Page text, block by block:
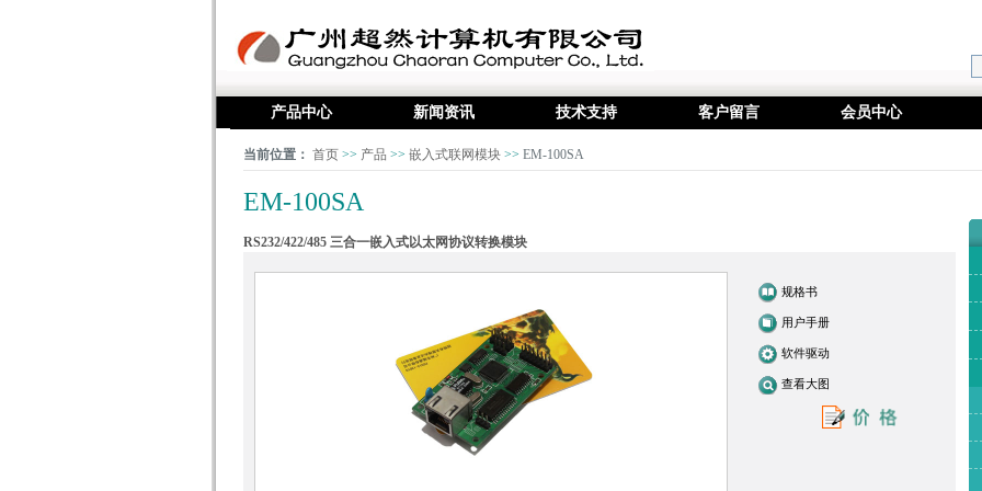
产品中心 新闻资讯 技术支持 客户留言 会员中心
当前位置： 首页 >> 产品 >> 嵌入式联网模块 >> EM-100SA
EM-100SA
RS232/422/485 三合一嵌入式以太网协议转换模块
规格书
用户手册
软件驱动
查看大图